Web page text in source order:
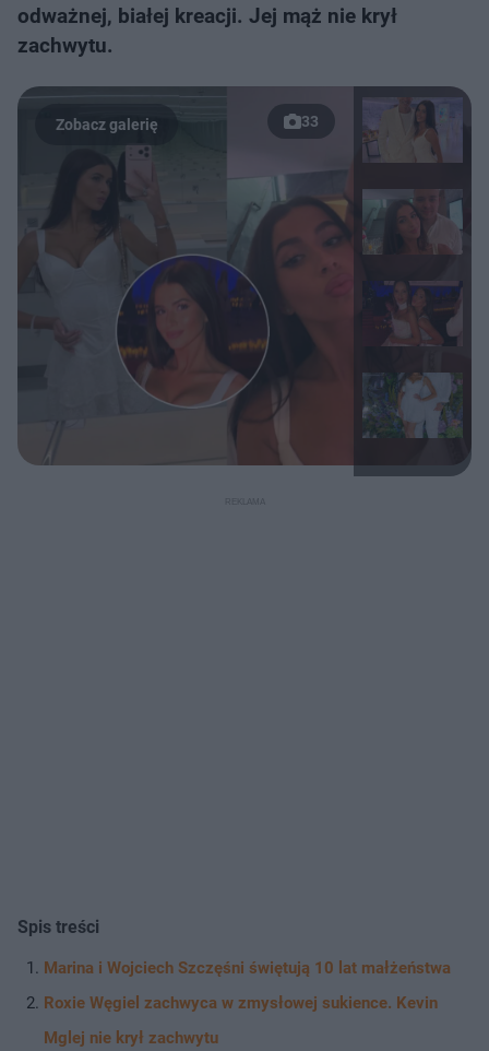
odważnej, białej kreacji. Jej mąż nie krył
zachwytu.
33
Spis treści
Marina i Wojciech Szczęśni świętują 10 lat małżeństwa
Roxie Węgiel zachwyca w zmysłowej sukience. Kevin
Mglej nie krył zachwytu